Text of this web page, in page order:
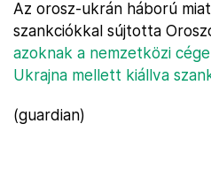
Az orosz-ukrán háború
szankciókkal sújtotta
azoknak a nemzetközi
Ukrajna mellett kiállva
(guardian)